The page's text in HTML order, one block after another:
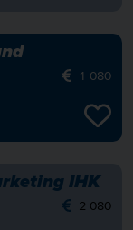
1 080
IHK
2 080